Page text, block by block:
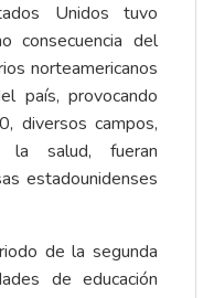
Unidos tuvo
consecuencia del
norteamericanos
país, provocando
diversos campos,
salud, fueran
estadounidenses
de la segunda
de educación